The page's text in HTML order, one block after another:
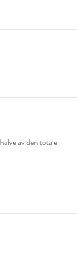
av den totale